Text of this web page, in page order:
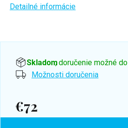
Detailné informácie
Skladom, doručenie možné do
Možnosti doručenia
€72
Jednotková